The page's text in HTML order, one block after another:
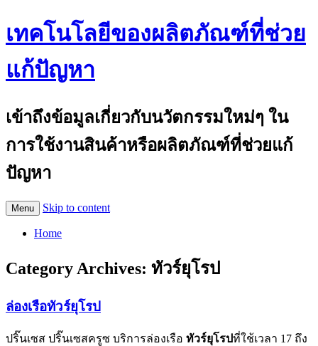
เทคโนโลยีของผลิตภัณฑ์ที่ช่วย
แก้ปัญหา
เข้าถึงข้อมูลเกี่ยวกับนวัตกรรมใหม่ๆ ใน
การใช้งานสินค้าหรือผลิตภัณฑ์ที่ช่วยแก้
ปัญหา
Menu Skip to content
Home
Category Archives: ทัวร์ยุโรป
ล่องเรือทัวร์ยุโรป
ปริ๊นเซส ปริ๊นเซสครูซ บริการล่องเรือ ทัวร์ยุโรปที่ใช้เวลา 17 ถึง